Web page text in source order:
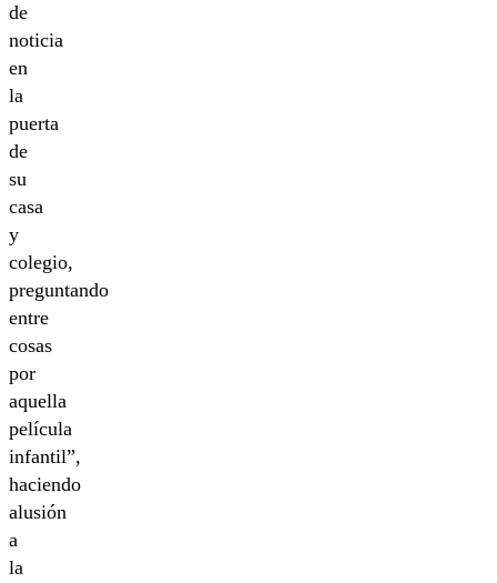
de
noticia
en
la
puerta
de
su
casa
y
colegio,
preguntando
entre
cosas
por
aquella
película
infantil”,
haciendo
alusión
a
la